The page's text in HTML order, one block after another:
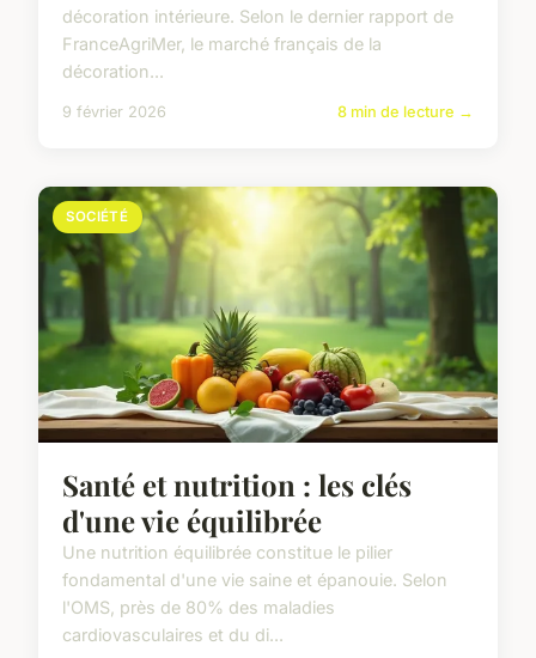
décoration intérieure. Selon le dernier rapport de
FranceAgriMer, le marché français de la
décoration...
9 février 2026 8 min de lecture →
SOCIÉTÉ
Santé et nutrition : les clés
d'une vie équilibrée
Une nutrition équilibrée constitue le pilier
fondamental d'une vie saine et épanouie. Selon
l'OMS, près de 80% des maladies
cardiovasculaires et du di...